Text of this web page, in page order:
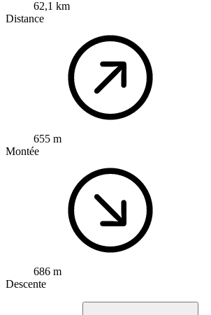
62,1 km
Distance
655 m
Montée
686 m
Descente